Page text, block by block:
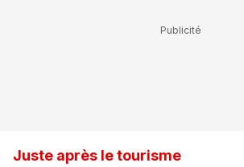
Juste après le tourisme